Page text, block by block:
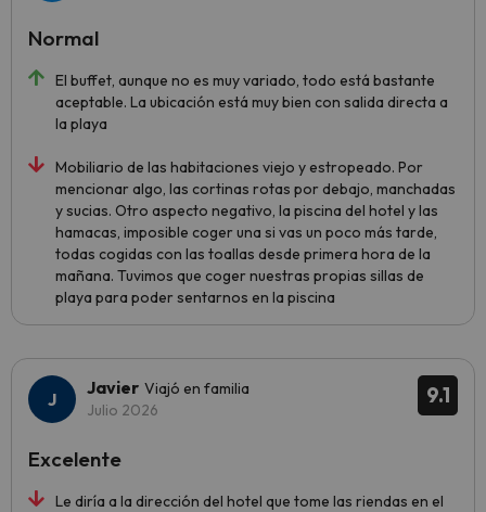
El buffet, aunque no es muy variado, todo está bastante
aceptable. La ubicación está muy bien con salida directa a
la playa
Mobiliario de las habitaciones viejo y estropeado. Por
mencionar algo, las cortinas rotas por debajo, manchadas
y sucias. Otro aspecto negativo, la piscina del hotel y las
hamacas, imposible coger una si vas un poco más tarde,
todas cogidas con las toallas desde primera hora de la
mañana. Tuvimos que coger nuestras propias sillas de
playa para poder sentarnos en la piscina
Normal
9.1
Javier Viajó en familia
Julio 2026
Le diría a la dirección del hotel que tome las riendas en el
Excelente